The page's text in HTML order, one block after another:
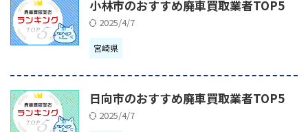
小林市のおすすめ廃車買取業者TOP5
2025/4/7
宮崎県
日向市のおすすめ廃車買取業者TOP5
2025/4/7